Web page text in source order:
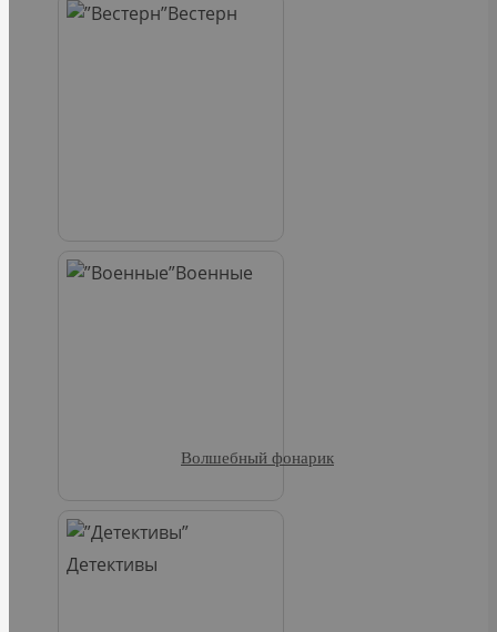
Вестерн
Военные
Детективы
Волшебный фонарик